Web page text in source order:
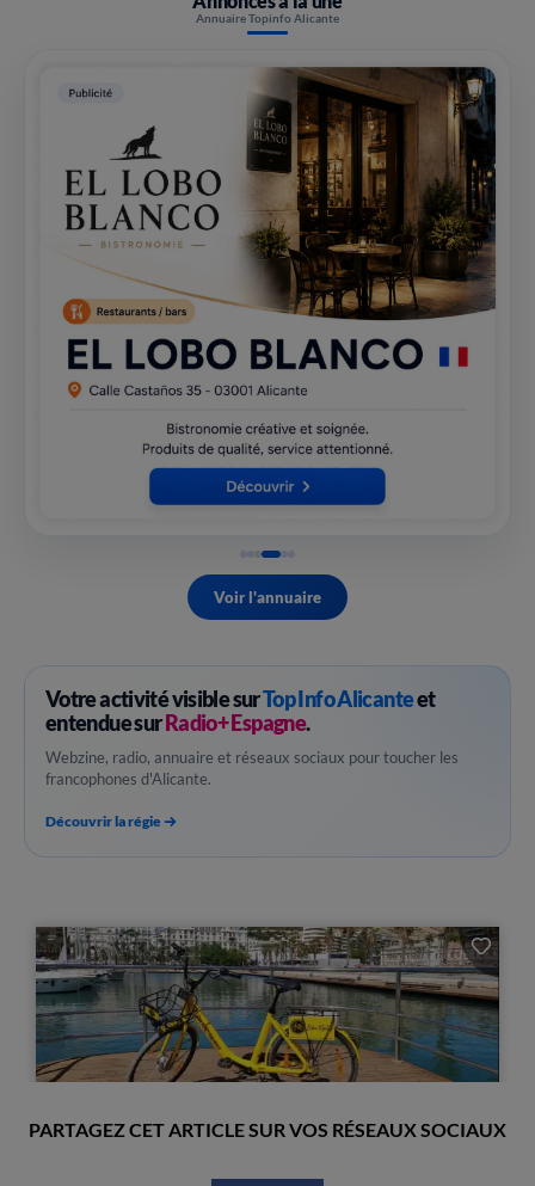
Annuaire Topinfo Alicante
Voir l'annuaire
Votre activité visible surTop Info Alicanteet
entendue surRadio+ Espagne.
Webzine, radio, annuaire et réseaux sociaux pour toucher les
francophones d'Alicante.
Découvrir la régie
PARTAGEZ CET ARTICLE SUR VOS RÉSEAUX SOCIAUX